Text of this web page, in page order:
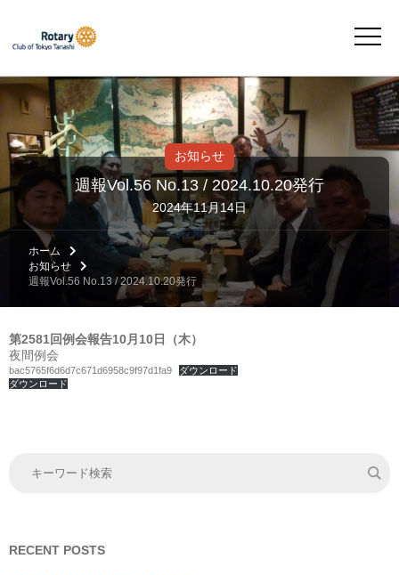
週報Vol.56 No.13 / 2024.10.20発行
お知らせ
2024年11月14日
ホーム
お知らせ
週報Vol.56 No.13 / 2024.10.20発行
第2581回例会報告10月10日（木）
夜間例会
bac5765f6d6d7c671d6958c9f97d1fa9
ダウンロード
ダウンロード
RECENT POSTS